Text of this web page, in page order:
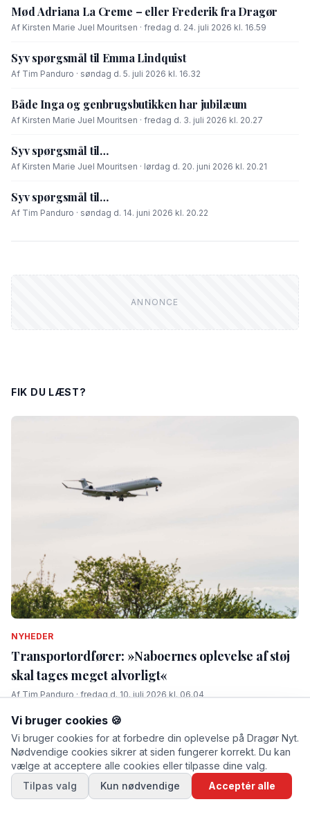
Mød Adriana La Creme – eller Frederik fra Dragør
Af Kirsten Marie Juel Mouritsen · fredag d. 24. juli 2026 kl. 16.59
Syv spørgsmål til Emma Lindquist
Af Tim Panduro · søndag d. 5. juli 2026 kl. 16.32
Både Inga og genbrugsbutikken har jubilæum
Af Kirsten Marie Juel Mouritsen · fredag d. 3. juli 2026 kl. 20.27
Syv spørgsmål til…
Af Kirsten Marie Juel Mouritsen · lørdag d. 20. juni 2026 kl. 20.21
Syv spørgsmål til…
Af Tim Panduro · søndag d. 14. juni 2026 kl. 20.22
FIK DU LÆST?
NYHEDER
Transportordfører: »Naboernes oplevelse af støj
skal tages meget alvorligt«
Af Tim Panduro · fredag d. 10. juli 2026 kl. 06.04
Vi bruger cookies 🍪
Vi bruger cookies for at forbedre din oplevelse på Dragør Nyt.
Nødvendige cookies sikrer at siden fungerer korrekt. Du kan
vælge at acceptere alle cookies eller tilpasse dine valg.
Tilpas valg
Kun nødvendige Acceptér alle